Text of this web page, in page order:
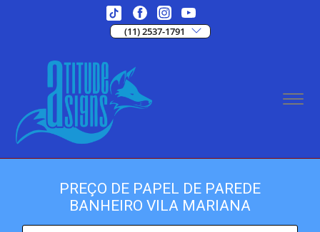
(11) 2537-1791
PREÇO DE PAPEL DE PAREDE
BANHEIRO VILA MARIANA